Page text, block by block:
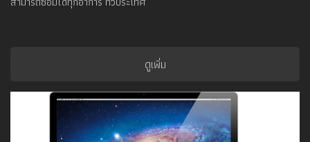
ดูเพิ่ม